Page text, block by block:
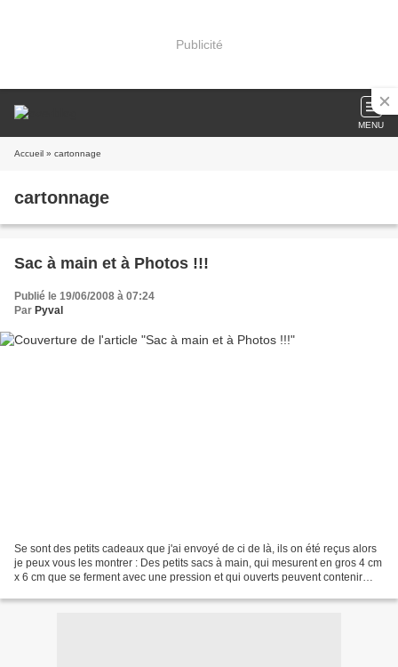
Publicité
MENU
Accueil » cartonnage
cartonnage
Sac à main et à Photos !!!
Publié le 19/06/2008 à 07:24
Par Pyval
Se sont des petits cadeaux que j'ai envoyé de ci de là, ils on été reçus alors
je peux vous les montrer : Des petits sacs à main, qui mesurent en gros 4 cm
x 6 cm que se ferment avec une pression et qui ouverts peuvent contenir